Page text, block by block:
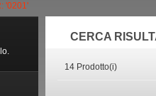
'0201'
CERCA
14 Prodotto(i)